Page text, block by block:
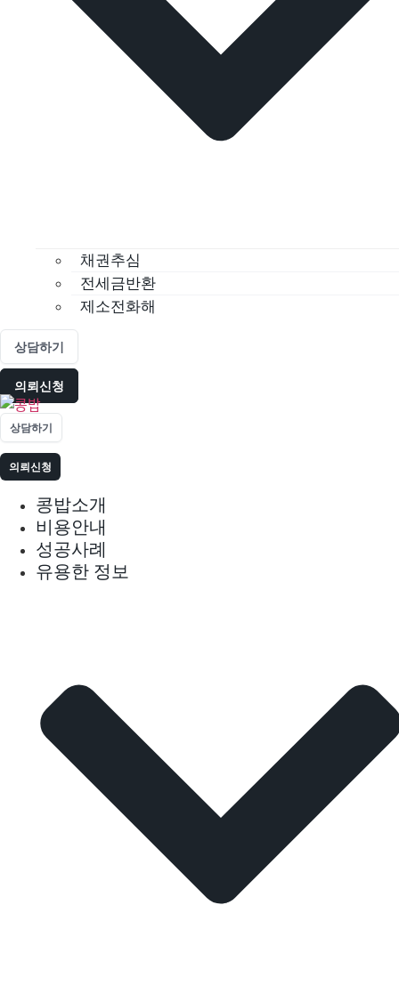
채권추심
전세금반환
제소전화해
상담하기
의뢰신청
상담하기
의뢰신청
콩밥소개
비용안내
성공사례
유용한 정보